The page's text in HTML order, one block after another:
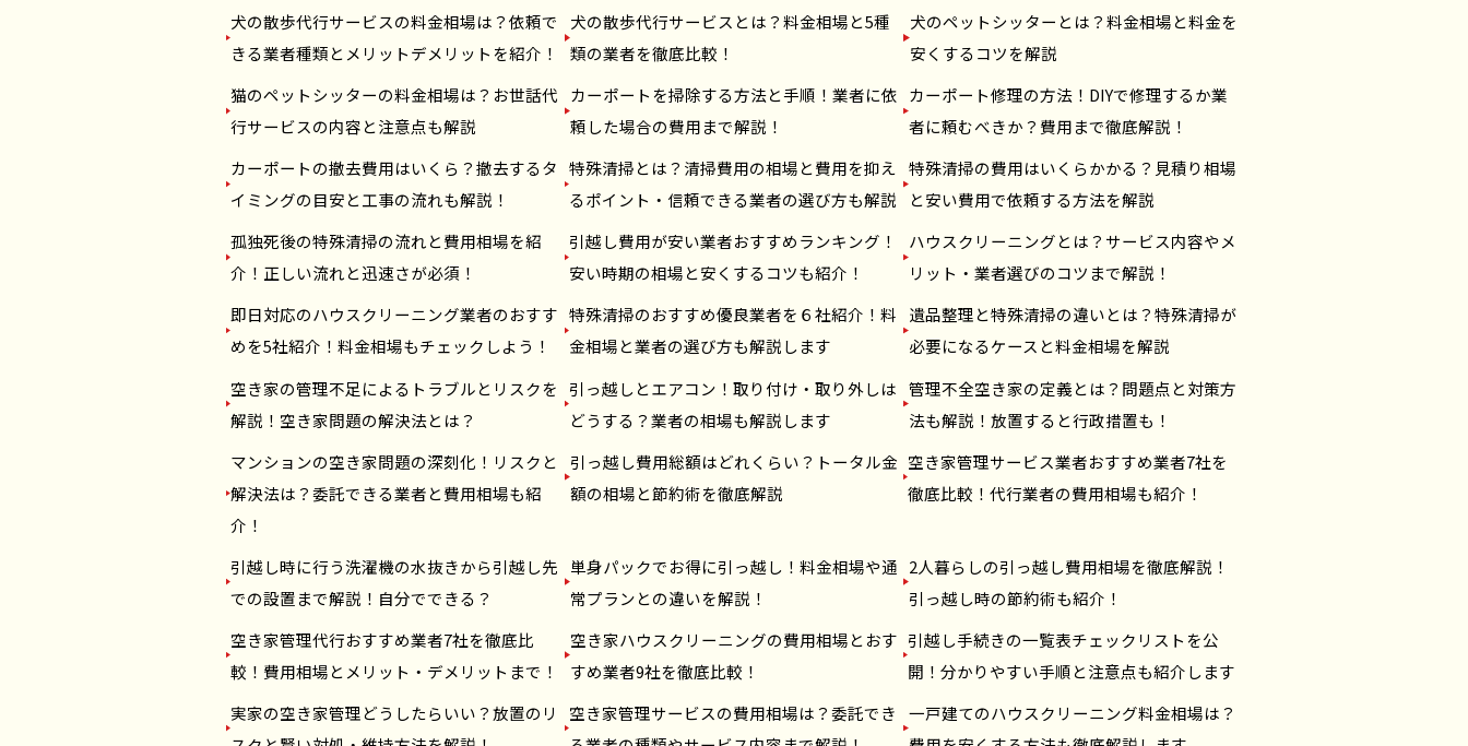
犬の散歩代行サービスの料金相場は？依頼で
きる業者種類とメリットデメリットを紹介！
犬の散歩代行サービスとは？料金相場と5種
類の業者を徹底比較！
犬のペットシッターとは？料金相場と料金を
安くするコツを解説
猫のペットシッターの料金相場は？お世話代
行サービスの内容と注意点も解説
カーポートを掃除する方法と手順！業者に依
頼した場合の費用まで解説！
カーポート修理の方法！DIYで修理するか業
者に頼むべきか？費用まで徹底解説！
カーポートの撤去費用はいくら？撤去するタ
イミングの目安と工事の流れも解説！
特殊清掃とは？清掃費用の相場と費用を抑え
るポイント・信頼できる業者の選び方も解説
特殊清掃の費用はいくらかかる？見積り相場
と安い費用で依頼する方法を解説
孤独死後の特殊清掃の流れと費用相場を紹
介！正しい流れと迅速さが必須！
引越し費用が安い業者おすすめランキング！
安い時期の相場と安くするコツも紹介！
ハウスクリーニングとは？サービス内容やメ
リット・業者選びのコツまで解説！
即日対応のハウスクリーニング業者のおすす
めを5社紹介！料金相場もチェックしよう！
特殊清掃のおすすめ優良業者を６社紹介！料
金相場と業者の選び方も解説します
遺品整理と特殊清掃の違いとは？特殊清掃が
必要になるケースと料金相場を解説
空き家の管理不足によるトラブルとリスクを
解説！空き家問題の解決法とは？
引っ越しとエアコン！取り付け・取り外しは
どうする？業者の相場も解説します
管理不全空き家の定義とは？問題点と対策方
法も解説！放置すると行政措置も！
マンションの空き家問題の深刻化！リスクと
解決法は？委託できる業者と費用相場も紹
介！
引っ越し費用総額はどれくらい？トータル金
額の相場と節約術を徹底解説
空き家管理サービス業者おすすめ業者7社を
徹底比較！代行業者の費用相場も紹介！
引越し時に行う洗濯機の水抜きから引越し先
での設置まで解説！自分でできる？
単身パックでお得に引っ越し！料金相場や通
常プランとの違いを解説！
2人暮らしの引っ越し費用相場を徹底解説！
引っ越し時の節約術も紹介！
空き家管理代行おすすめ業者7社を徹底比
較！費用相場とメリット・デメリットまで！
空き家ハウスクリーニングの費用相場とおす
すめ業者9社を徹底比較！
引越し手続きの一覧表チェックリストを公
開！分かりやすい手順と注意点も紹介します
実家の空き家管理どうしたらいい？放置のリ
空き家管理サービスの費用相場は？委託でき
一戸建てのハウスクリーニング料金相場は？